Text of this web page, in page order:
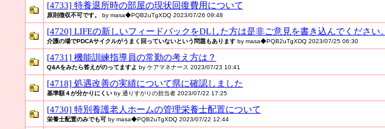
[4733] 特養退所時の部屋の現状回復費用について
原則徴収不可です。 by masa◆PQB2uTgXDQ 2023/07/26 09:48
[4720] LIFEの新しいフィードバックをDLした方は是非ご意見を書き込んでください。
介護の場でPDCAサイクルがうまく回っていないという問題もありますby masa◆PQB2uTgXDQ 2023/07/25 06:30
[4731] 機能訓練指導員の常勤の考え方は？
Q&Aをみたら答えがのってますよ by ケアマネナース 2023/07/23 10:41
[4718] 処遇改善の実績について県に確認しました
基準額４が分かりにくいby 通りすがりの担当者 2023/07/22 17:25
[4730] 特別養護老人ホームの管理栄養士配置について
栄養士配置のみでも可by masa◆PQB2uTgXDQ 2023/07/22 12:44